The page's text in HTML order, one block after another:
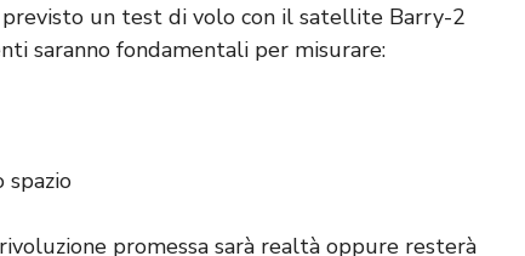
un test di volo con il satellite Barry-2
saranno fondamentali per misurare:
promessa sarà realtà oppure resterà